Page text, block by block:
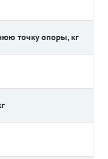
точку опоры, кг